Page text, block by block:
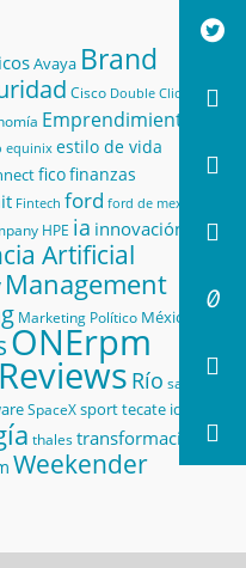
Avaya Brand
Cisco Double Click
Emprendimiento
equinix estilo de vida
ficofinanzas
Fintech ford ford de mexico
HPE ia innovación
Artificial
Management
Marketing Político México
ONErpm
Reviews Río salud
SpaceXsporttecate id
thalestransformación
Weekender